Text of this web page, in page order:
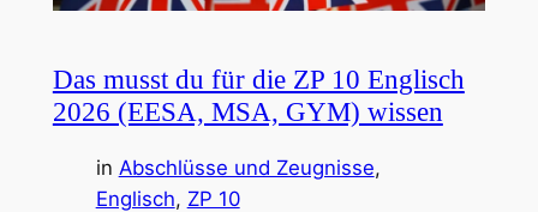
Das musst du für die ZP 10 Englisch
2026 (EESA, MSA, GYM) wissen
in Abschlüsse und Zeugnisse
Englisch, ZP 10